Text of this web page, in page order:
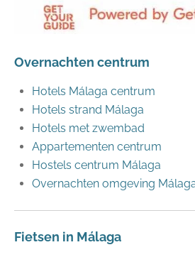
Overnachten centrum
Hotels Málaga centrum
Hotels strand Málaga
Hotels met zwembad
Appartementen centrum
Hostels centrum Málaga
Overnachten omgeving
Fietsen in Málaga